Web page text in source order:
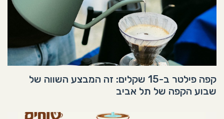
קפה פילטר ב-15 שקלים: זה המבצע השווה של
שבוע הקפה של תל אביב